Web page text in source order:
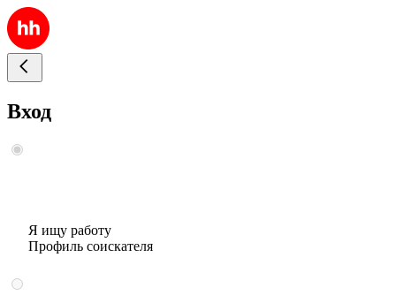
Вход
Я ищу работу
Профиль соискателя